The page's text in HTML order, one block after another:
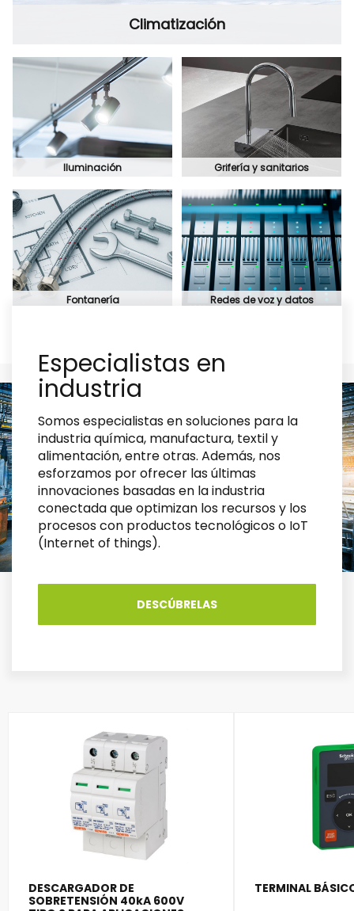
Climatización
Iluminación Grifería y sanitarios
Fontanería Redes de voz y datos
Especialistas en
industria
Somos especialistas en soluciones para la
industria química, manufactura, textil y
alimentación, entre otras. Además, nos
esforzamos por ofrecer las últimas
innovaciones basadas en la industria
conectada que optimizan los recursos y los
procesos con productos tecnológicos o IoT
(Internet of things).
DESCÚBRELAS
DESCARGADOR DE
SOBRETENSIÓN 40kA 600V
TERMINAL